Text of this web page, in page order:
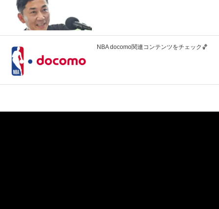
NBA docomo関連コンテンツをチェック🏀